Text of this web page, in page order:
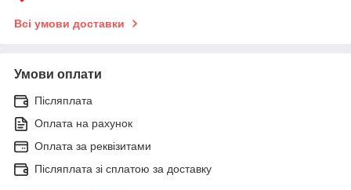
Всі умови доставки
Умови оплати
Післяплата
Оплата на рахунок
Оплата за реквізитами
Післяплата зі сплатою за доставку